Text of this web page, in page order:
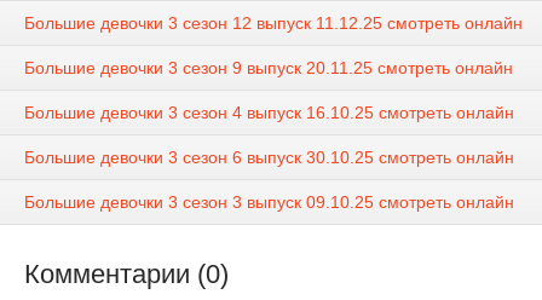
Большие девочки 3 сезон 12 выпуск 11.12.25 смотреть онлайн
Большие девочки 3 сезон 9 выпуск 20.11.25 смотреть онлайн
Большие девочки 3 сезон 4 выпуск 16.10.25 смотреть онлайн
Большие девочки 3 сезон 6 выпуск 30.10.25 смотреть онлайн
Большие девочки 3 сезон 3 выпуск 09.10.25 смотреть онлайн
Комментарии (0)